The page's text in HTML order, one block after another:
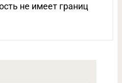
не имеет границ